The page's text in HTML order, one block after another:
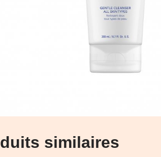
similaires